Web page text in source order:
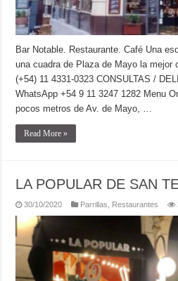
Bar Notable. Restaurante. Café Una
una cuadra de Plaza de Mayo la mejor
(+54) 11 4331-0323 CONSULTAS /
WhatsApp +54 9 11 3247 1282 Menu
pocos metros de Av. de Mayo, …
Read More »
LA POPULAR DE SAN
30/10/2020 Parrillas Restaurantes